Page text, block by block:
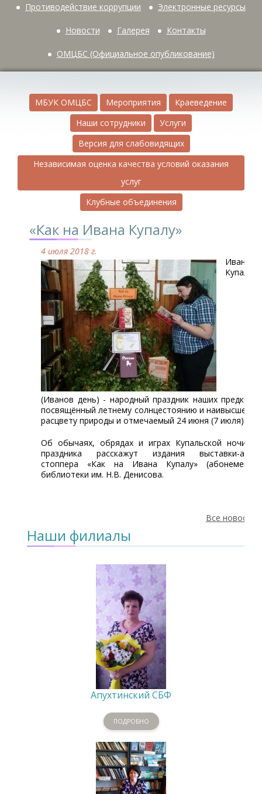
Противодействие коррупции Электронные ресурсы
Новости Галерея Контакты
ОМЦБС (Официальное опубликование)
МБУК ОМЦБС Мероприятия
Краеведение
Наши сотрудники
Услуги
Версия для слабовидящих
Независимая оценка качества условий оказания
услуг
Клубные объединения
«Как на Ивана Купалу»
4 июля 2018 г.
Иван
Купала
(Иванов день) - народный праздник наших предков,
посвящённый летнему солнцестоянию и наивысшему
расцвету природы и отмечаемый 24 июня (7 июля).
Об обычаях, обрядах и играх Купальской ночи и
праздника расскажут издания выставки-айс-
стоппера «Как на Ивана Купалу» (абонемент)
библиотеки им. Н.В. Денисова.
Все новости
Наши филиалы
Апухтинский СБФ
ПОДРОБНО